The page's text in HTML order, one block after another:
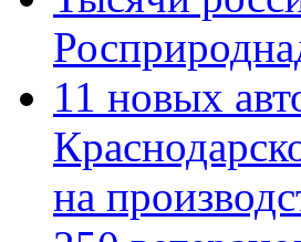
11 новых
на